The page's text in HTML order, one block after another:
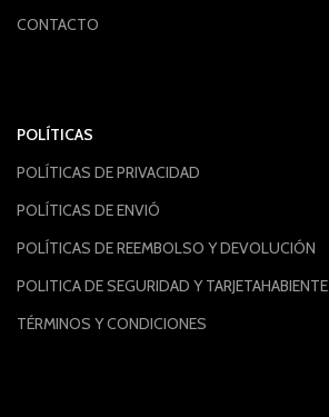
CONTACTO
POLÍTICAS
POLÍTICAS DE PRIVACIDAD
POLÍTICAS DE ENVIÓ
POLÍTICAS DE REEMBOLSO Y DEVOLUCIÓN
POLITICA DE SEGURIDAD Y TARJETAHABIENTE
TÉRMINOS Y CONDICIONES